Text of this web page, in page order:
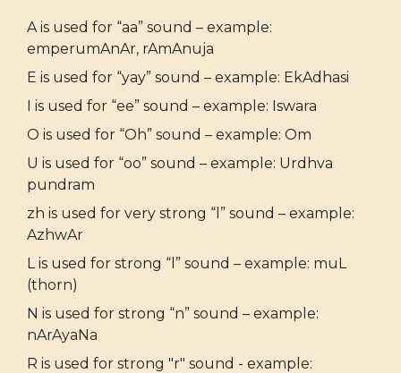
A is used for “aa” sound – example:
emperumAnAr, rAmAnuja
E is used for “yay” sound – example: EkAdhasi
I is used for “ee” sound – example: Iswara
O is used for “Oh” sound – example: Om
U is used for “oo” sound – example: Urdhva
pundram
zh is used for very strong “l” sound – example:
AzhwAr
L is used for strong “l” sound – example: muL
(thorn)
N is used for strong “n” sound – example:
nArAyaNa
R is used for strong "r" sound - example: